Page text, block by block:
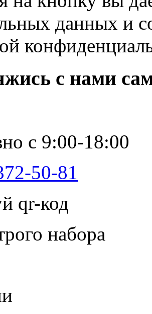
данных и
с нами
с 9:00-18:00
50-81
qr-код
набора